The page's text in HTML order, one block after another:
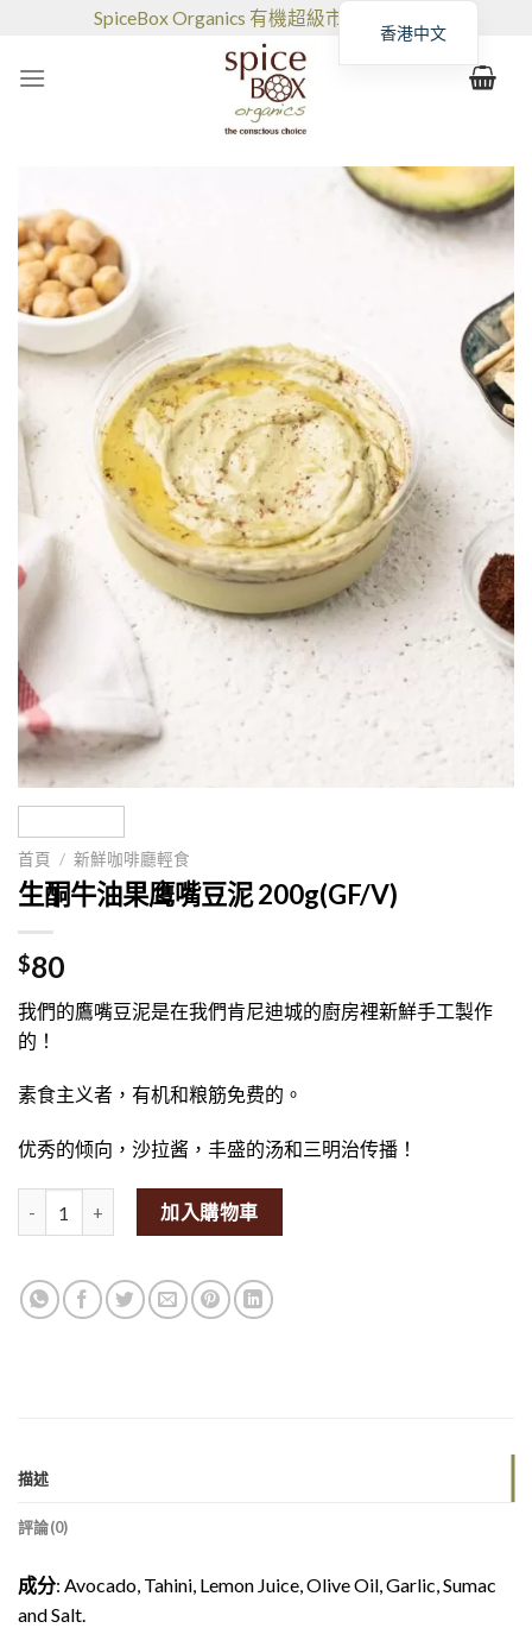
SpiceBox Organics 有機超級市場和咖啡館
首頁 / 新鮮咖啡廳輕食
生酮牛油果鹰嘴豆泥 200g(GF/V)
$80
我們的鷹嘴豆泥是在我們肯尼迪城的廚房裡新鮮手工製作
的！
素食主义者，有机和粮筋免费的。
优秀的倾向，沙拉酱，丰盛的汤和三明治传播！
Keto Avocado Hummus 200g (GF/V)量
加入購物車
描述
評論(0)
成分: Avocado, Tahini, Lemon Juice, Olive Oil, Garlic, Sumac
and Salt.
香港中文